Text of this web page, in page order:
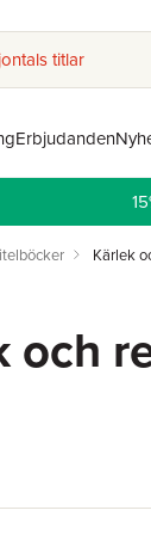
titlar
Erbjudanden
Kärlek
och